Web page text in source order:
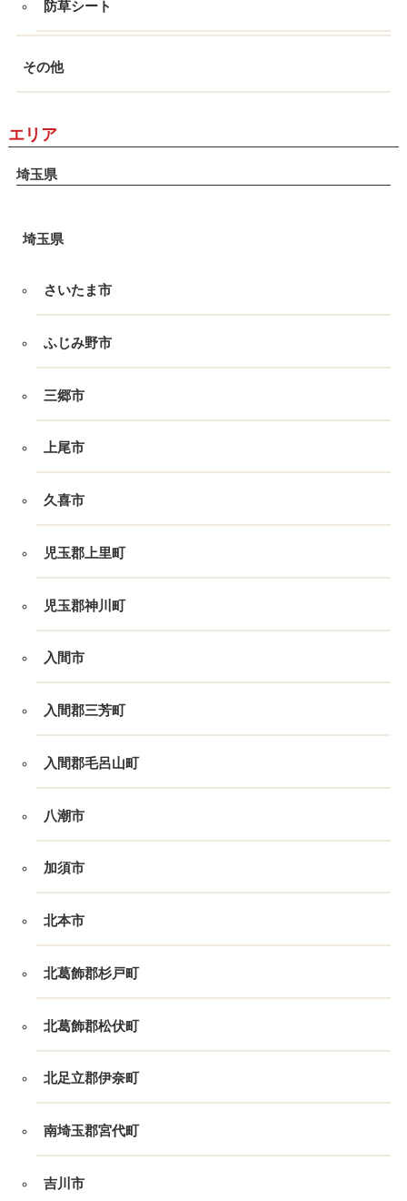
防草シート
その他
エリア
埼玉県
埼玉県
さいたま市
ふじみ野市
三郷市
上尾市
久喜市
児玉郡上里町
児玉郡神川町
入間市
入間郡三芳町
入間郡毛呂山町
八潮市
加須市
北本市
北葛飾郡杉戸町
北葛飾郡松伏町
北足立郡伊奈町
南埼玉郡宮代町
吉川市